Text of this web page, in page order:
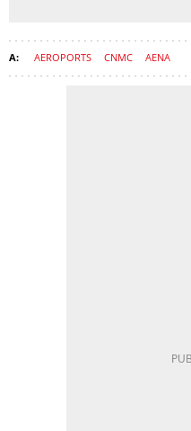
AEROPORTS CNMC AENA